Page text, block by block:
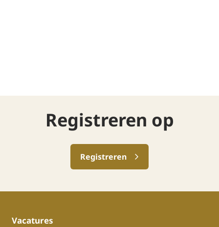
Registreren op
Registreren
Vacatures